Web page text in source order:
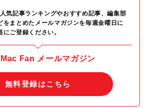
気記事ランキングやおすすめ記事、編集部
をまとめたメールマガジンを毎週金曜日に
ご登録ください。
Mac Fan メールマガジン
無料登録はこちら